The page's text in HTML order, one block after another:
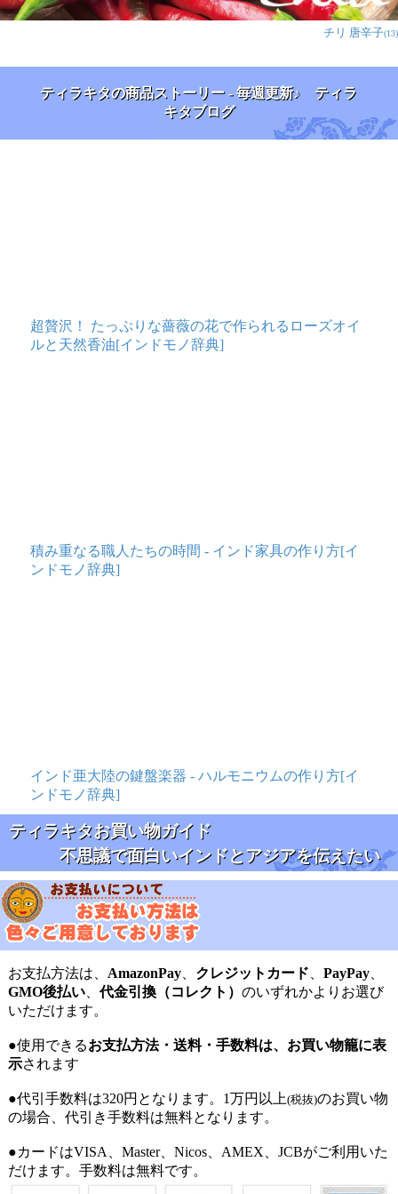
チリ 唐辛子(13)
ティラキタの商品ストーリー - 毎週更新♪ ティラ
キタブログ
超贅沢！ たっぷりな薔薇の花で作られるローズオイ
ルと天然香油[インドモノ辞典]
積み重なる職人たちの時間 - インド家具の作り方[イ
ンドモノ辞典]
インド亜大陸の鍵盤楽器 - ハルモニウムの作り方[イ
ンドモノ辞典]
ティラキタお買い物ガイド
不思議で面白いインドとアジアを伝えたい
お支払方法は、 AmazonPay、 クレジットカード PayPay、
GMO後払い、代金引換（コレクト） のいずれかよりお選び
いただけます。
●使用できるお支払方法・送料・手数料は、お買い物籠に表
示されます
●代引手数料は320円となります。1万円以上(税抜)のお買い物
の場合、代引き手数料は無料となります。
●カードはVISA、Master、Nicos、AMEX、JCBがご利用いた
だけます。手数料は無料です。